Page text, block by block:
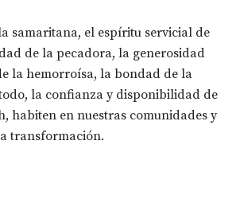
samaritana, el espíritu servicial de
de la pecadora, la generosidad
la hemorroísa, la bondad de la
la confianza y disponibilidad de
habiten en nuestras comunidades y
transformación.